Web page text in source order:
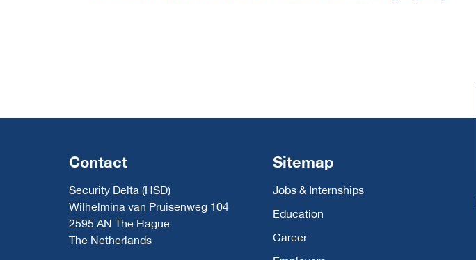
Contact
Security Delta (HSD)
Wilhelmina van Pruisenweg 104
2595 AN The Hague
The Netherlands
Sitemap
Jobs & Internships
Education
Career